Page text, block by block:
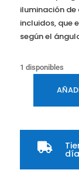
iluminación de
incluidos, que
según el
1 disponibles
COOLER
‎MESH